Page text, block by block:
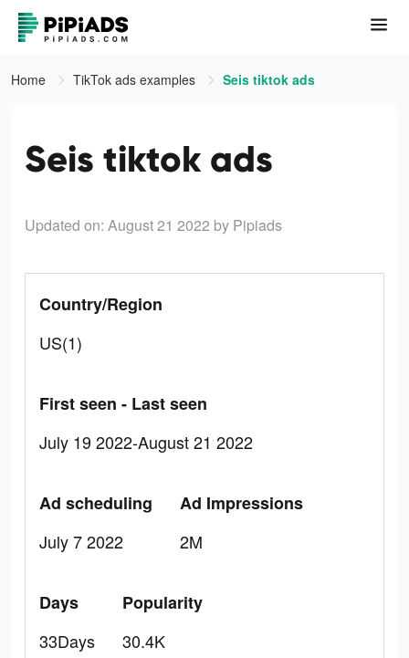
Home TikTok ads examples Seis tiktok ads
Seis tiktok ads
Updated on: August 21 2022 by Pipiads
Country/Region
US(1)
First seen - Last seen
July 19 2022-August 21 2022
Ad scheduling
July 7 2022
Ad Impressions
2M
Days
33Days
Popularity
30.4K